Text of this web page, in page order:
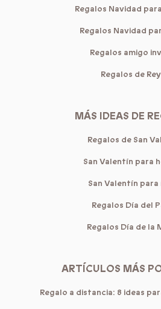
Regalos Navidad
Regalos Navidad
Regalos amigo
Regalos de
MÁS IDEAS DE
Regalos de San
San Valentín para
San Valentín para
Regalos Día del
Regalos Día de la
ARTÍCULOS MÁS
Regalo a distancia: 8 ideas